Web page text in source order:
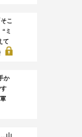
こ
“ミ
て
か
山